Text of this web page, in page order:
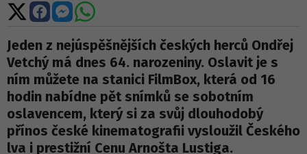
Sdílet
na
X
Sdílet
na
Facebooku
Sdílet
na
Messengeru
Sdílet
WhatsApp
Jeden z nejúspěšnějších českých herců Ondřej
Vetchý má dnes 64. narozeniny. Oslavit je s
ním můžete na stanici FilmBox, která od 16
hodin nabídne pět snímků se sobotním
oslavencem, který si za svůj dlouhodobý
přínos české kinematografii vysloužil Českého
lva i prestižní Cenu Arnošta Lustiga.